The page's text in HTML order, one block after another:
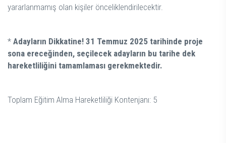
yararlanmamış olan kişiler önceliklendirilecektir.
* Adayların Dikkatine! 31 Temmuz 2025 tarihinde proje
sona ereceğinden, seçilecek adayların bu tarihe dek
hareketliliğini tamamlaması gerekmektedir.
Toplam Eğitim Alma Hareketliliği Kontenjanı: 5